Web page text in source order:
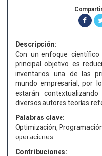
Descripción:
Con un enfoque
principal objetivo es
inventarios una de las
mundo empresarial, por
estarán
diversos autores teorías
Palabras clave:
Optimización,
operaciones
Contribuciones: